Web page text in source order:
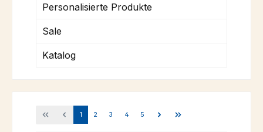
Personalisierte Produkte
Sale
Katalog
Seite
1 Seite
2 Seite
3 Seite
4 Seite
5